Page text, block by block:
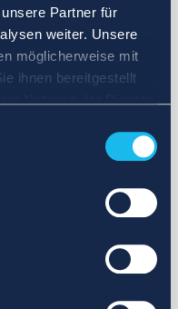
Partner für
weiter. Unsere
möglicherweise mit
ihnen bereitgestellt